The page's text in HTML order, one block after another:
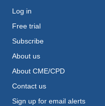
Log in
Free trial
Subscribe
About us
About CME/CPD
Contact us
Sign up for email alerts